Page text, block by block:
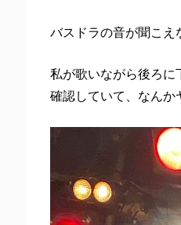
バスドラの音が聞こえ
私が歌いながら後ろ
確認していて、なんか